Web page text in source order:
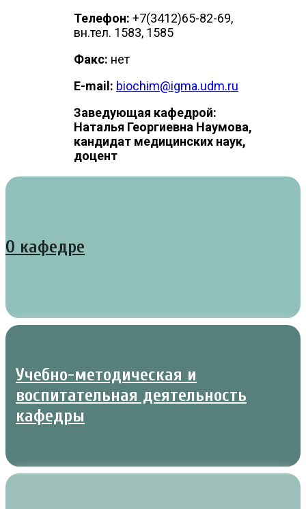
Телефон: +7(3412)65-82-69,
вн.тел. 1583, 1585
Факс: нет
E-mail: biochim@igma.udm.ru
Заведующая кафедрой:
Наталья Георгиевна Наумова,
кандидат медицинских наук,
доцент
О кафедре
Учебно-методическая и
воспитательная деятельность
кафедры